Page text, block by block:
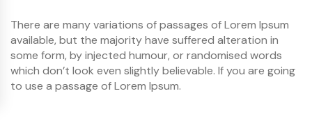
There are many variations of passages of Lorem Ipsum
available, but the majority have suffered alteration in
some form, by injected humour, or randomised words
which don’t look even slightly believable. If you are going
to use a passage of Lorem Ipsum.